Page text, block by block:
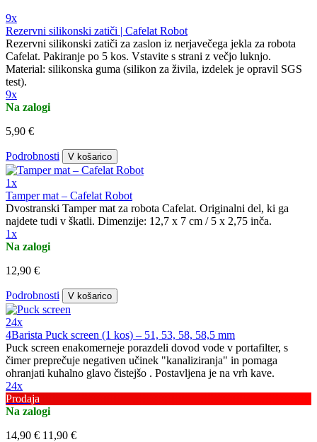
9x
Rezervni silikonski zatiči | Cafelat Robot
Rezervni silikonski zatiči za zaslon iz nerjavečega jekla za robota
Cafelat. Pakiranje po 5 kos. Vstavite s strani z večjo luknjo.
Material: silikonska guma (silikon za živila, izdelek je opravil SGS
test).
9x
Na zalogi
5,90 €
Podrobnosti V košarico
1x
Tamper mat – Cafelat Robot
Dvostranski Tamper mat za robota Cafelat. Originalni del, ki ga
najdete tudi v škatli. Dimenzije: 12,7 x 7 cm / 5 x 2,75 inča.
1x
Na zalogi
12,90 €
Podrobnosti V košarico
24x
4Barista Puck screen (1 kos) – 51, 53, 58, 58,5 mm
Puck screen enakomerneje porazdeli dovod vode v portafilter, s
čimer preprečuje negativen učinek "kanaliziranja" in pomaga
ohranjati kuhalno glavo čistejšo . Postavljena je na vrh kave.
24x
Prodaja
Na zalogi
14,90 € 11,90 €